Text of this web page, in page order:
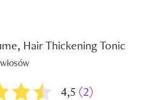
Hair Thickening Tonic
4,5 (2)